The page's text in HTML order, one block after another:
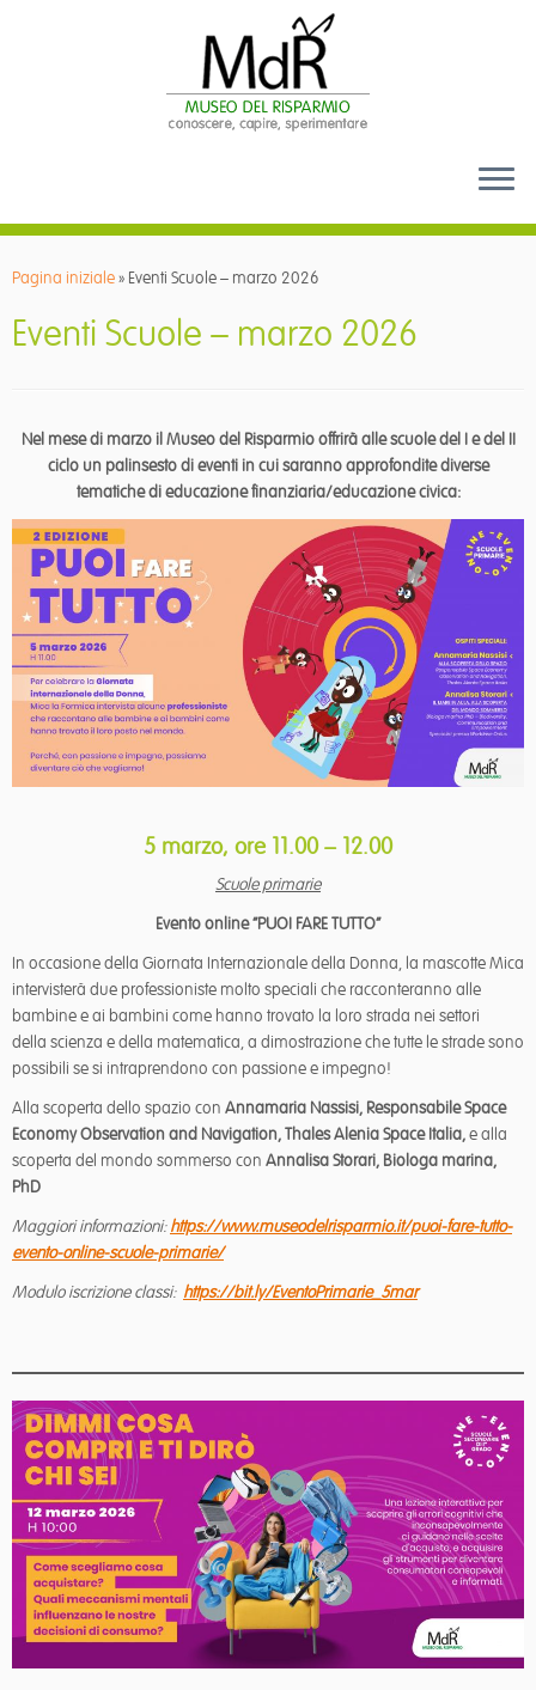
Pagina iniziale» Eventi Scuole – marzo 2026
Eventi Scuole – marzo 2026
Nel mese di marzo il Museo del Risparmio offrirà alle scuole del I e del II
ciclo un palinsesto di eventi in cui saranno approfondite diverse
tematiche di educazione finanziaria/educazione civica:
5 marzo, ore 11.00 – 12.00
Scuole primarie
Evento online “PUOI FARE TUTTO”
In occasione della Giornata Internazionale della Donna, la mascotte Mica
intervisterà due professioniste molto speciali che racconteranno alle
bambine e ai bambini come hanno trovato la loro strada nei settori
della scienza e della matematica, a dimostrazione che tutte le strade sono
possibili se si intraprendono con passione e impegno!
Alla scoperta dello spazio con Annamaria Nassisi, Responsabile Space
Economy Observation and Navigation, Thales Alenia Space Italia,e alla
scoperta del mondo sommerso con Annalisa Storari, Biologa marina,
PhD
Maggiori informazioni:https://www.museodelrisparmio.it/puoi-fare-tutto-
evento-online-scuole-primarie/
Modulo iscrizione classi: https://bit.ly/EventoPrimarie_5mar